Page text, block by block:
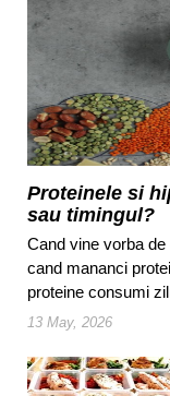
Proteinele si
sau timingul?
Cand vine vorba
cand mananci
proteine consumi
13 May, 2026